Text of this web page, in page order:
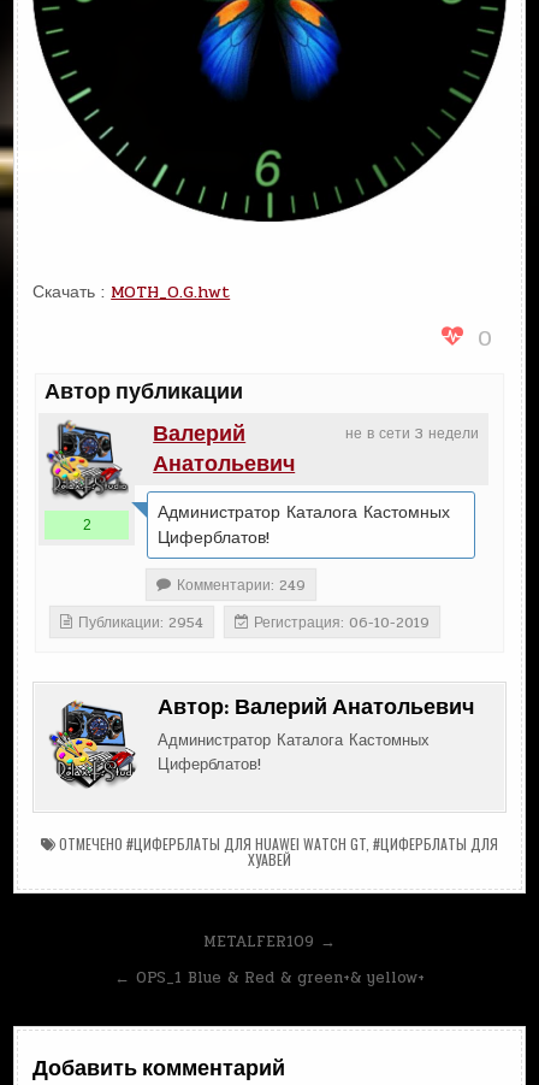
Скачать :MOTH_O.G.hwt
0
Автор публикации
не в сети 3 недели
Валерий
Анатольевич
2
Администратор Каталога Кастомных
Циферблатов!
Комментарии: 249
Публикации: 2954
Регистрация: 06-10-2019
Автор: Валерий Анатольевич
Администратор Каталога Кастомных
Циферблатов!
ОТМЕЧЕНО #ЦИФЕРБЛАТЫ ДЛЯ HUAWEI WATCH GT #ЦИФЕРБЛАТЫ ДЛЯ
ХУАВЕЙ
METALFER109 →
← OPS_1 Blue & Red & green+& yellow+
Добавить комментарий